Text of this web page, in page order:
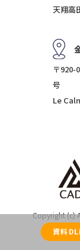
天翔高
〒920-
号
Le
Copyright (c)
資料